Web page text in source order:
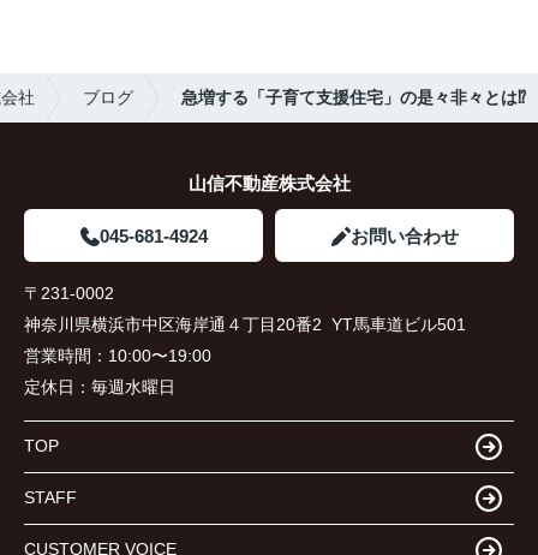
社 ブログ 急増する「子育て支援住宅」の是々非々とは⁉︎
山信不動産株式会社
045-681-4924 お問い合わせ
〒231-0002
神奈川県横浜市中区海岸通４丁目20番2 YT馬車道ビル501
営業時間： 10:00〜19:00
定休日： 毎週水曜日
TOP
STAFF
CUSTOMER VOICE